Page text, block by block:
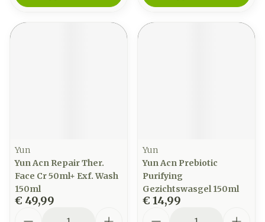
Yun
Yun Acn Repair Ther.
Face Cr 50ml+ Exf. Wash
150ml
€ 49,99
Yun
Yun Acn Prebiotic
Purifying
Gezichtswasgel 150ml
€ 14,99